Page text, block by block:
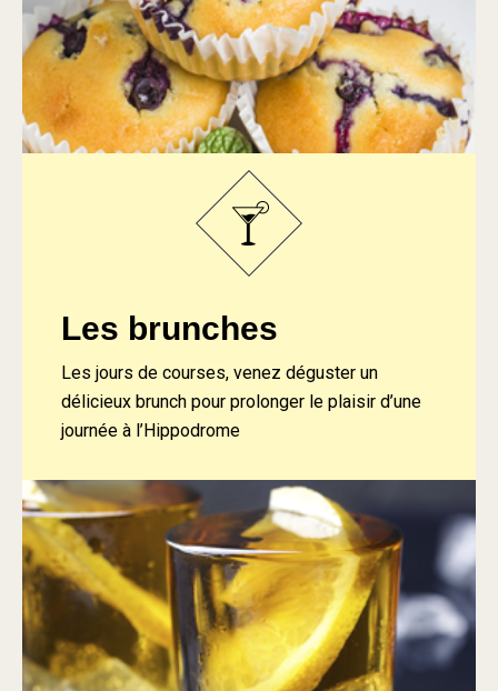
Les brunches
Les jours de courses, venez déguster un
délicieux brunch pour prolonger le plaisir d’une
journée à l’Hippodrome